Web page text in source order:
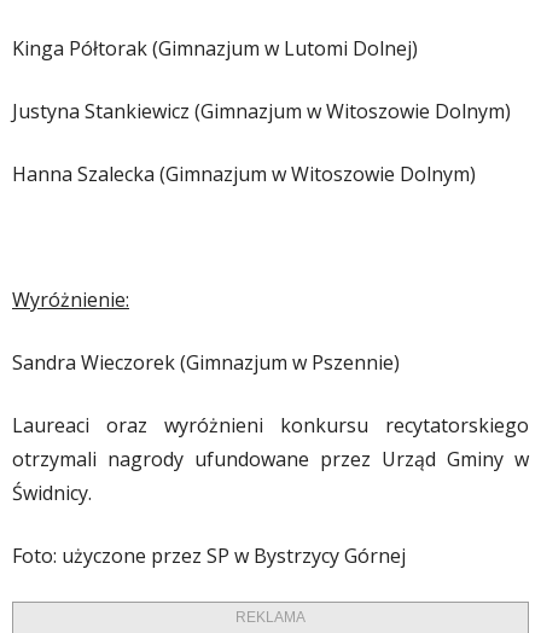
Kinga Półtorak (Gimnazjum w Lutomi Dolnej)
Justyna Stankiewicz (Gimnazjum w Witoszowie Dolnym)
Hanna Szalecka (Gimnazjum w Witoszowie Dolnym)
Wyróżnienie:
Sandra Wieczorek (Gimnazjum w Pszennie)
Laureaci oraz wyróżnieni konkursu recytatorskiego
otrzymali nagrody ufundowane przez Urząd Gminy w
Świdnicy.
Foto: użyczone przez SP w Bystrzycy Górnej
REKLAMA